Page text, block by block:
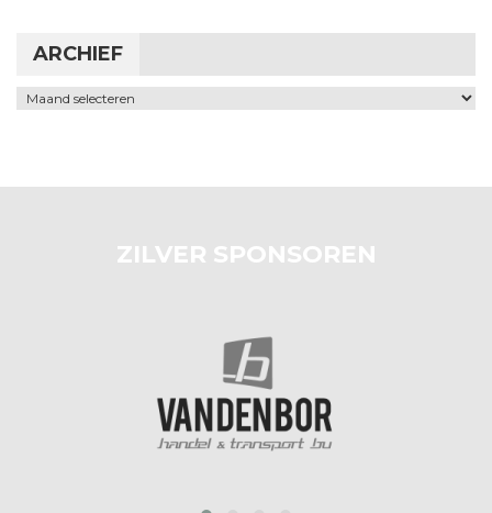
ARCHIEF
Archief
ZILVER SPONSOREN